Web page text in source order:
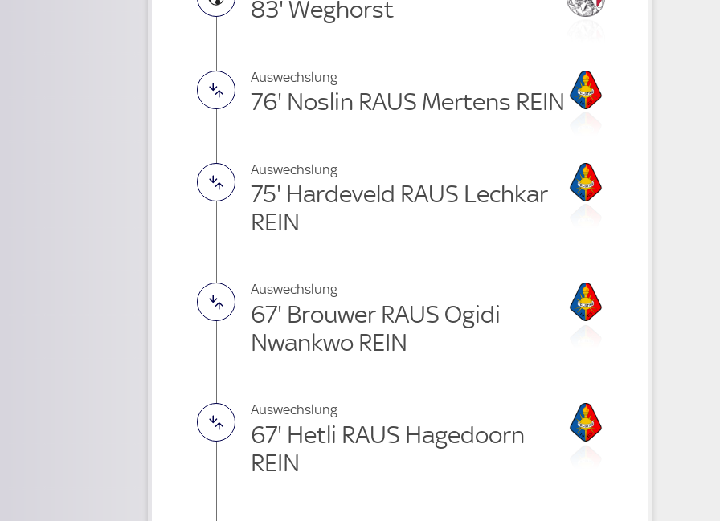
83' Weghorst
Auswechslung
76' Noslin RAUS Mertens REIN
Auswechslung
75' Hardeveld RAUS Lechkar
REIN
Auswechslung
67' Brouwer RAUS Ogidi
Nwankwo REIN
Auswechslung
67' Hetli RAUS Hagedoorn
REIN